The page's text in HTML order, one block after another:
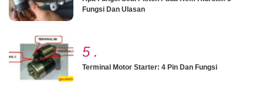
Fungsi Dan Ulasan
5 .
Terminal Motor Starter: 4 Pin Dan Fungsi